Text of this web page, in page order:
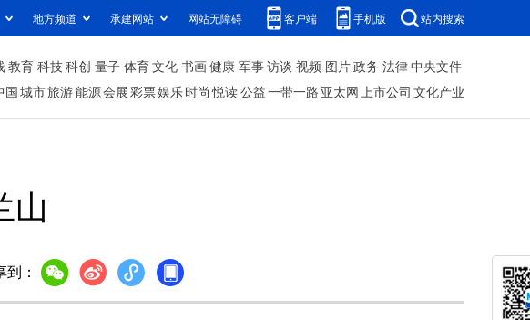
地方频道 承建网站 网站无障碍 客户端 手机版 站内搜索
教育 科技科创 量子 体育文化 书画健康 军事访谈 视频 图片政务 法律中央文件
国城市旅游能源会展彩票娱乐时尚 悦读公益一带一路 亚太网上市公司 文化产业
山
到：